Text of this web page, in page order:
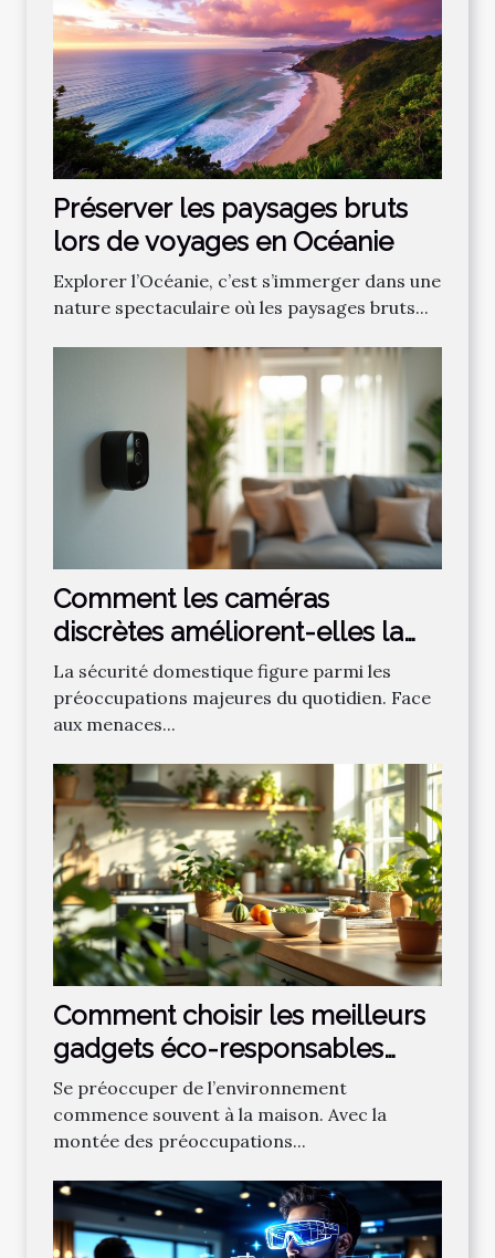
Préserver les paysages bruts
lors de voyages en Océanie
Explorer l’Océanie, c’est s’immerger dans une
nature spectaculaire où les paysages bruts...
Comment les caméras
discrètes améliorent-elles la
sécurité domestique ?
La sécurité domestique figure parmi les
préoccupations majeures du quotidien. Face
aux menaces...
Comment choisir les meilleurs
gadgets éco-responsables
pour la maison ?
Se préoccuper de l’environnement
commence souvent à la maison. Avec la
montée des préoccupations...